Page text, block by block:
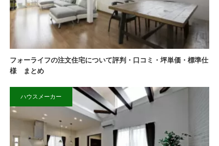
フォーライフの注文住宅について評判・口コミ・坪単価・標準仕
様 まとめ
ハウスメーカー